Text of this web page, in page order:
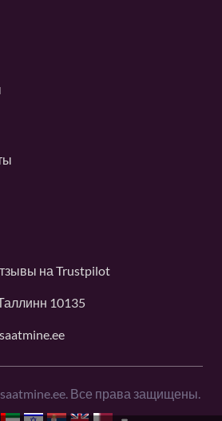
на Trustpilot
10135
Все права защищены.